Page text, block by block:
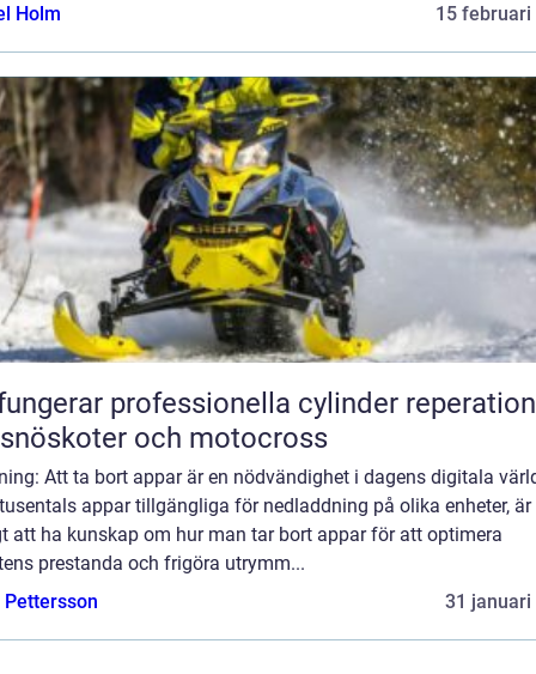
Holm
15 februari
professionella cylinder
och motocross
Att ta bort appar är en nödvändighet i dagens digitala
appar tillgängliga för nedladdning på olika enheter, är
att ha kunskap om hur man tar bort appar för att optimera
prestanda och frigöra utrymm...
31 januari